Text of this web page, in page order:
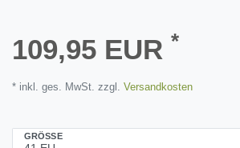
109,95 EUR *
* inkl. ges. MwSt. zzgl. Versandkosten
GRÖSSE